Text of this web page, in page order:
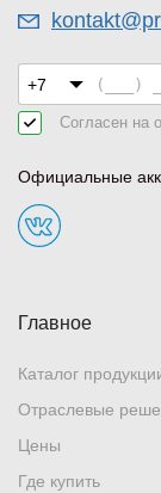
Главное
Каталог
Отраслевые
Цены
Где купить
Согласен на
Официальные